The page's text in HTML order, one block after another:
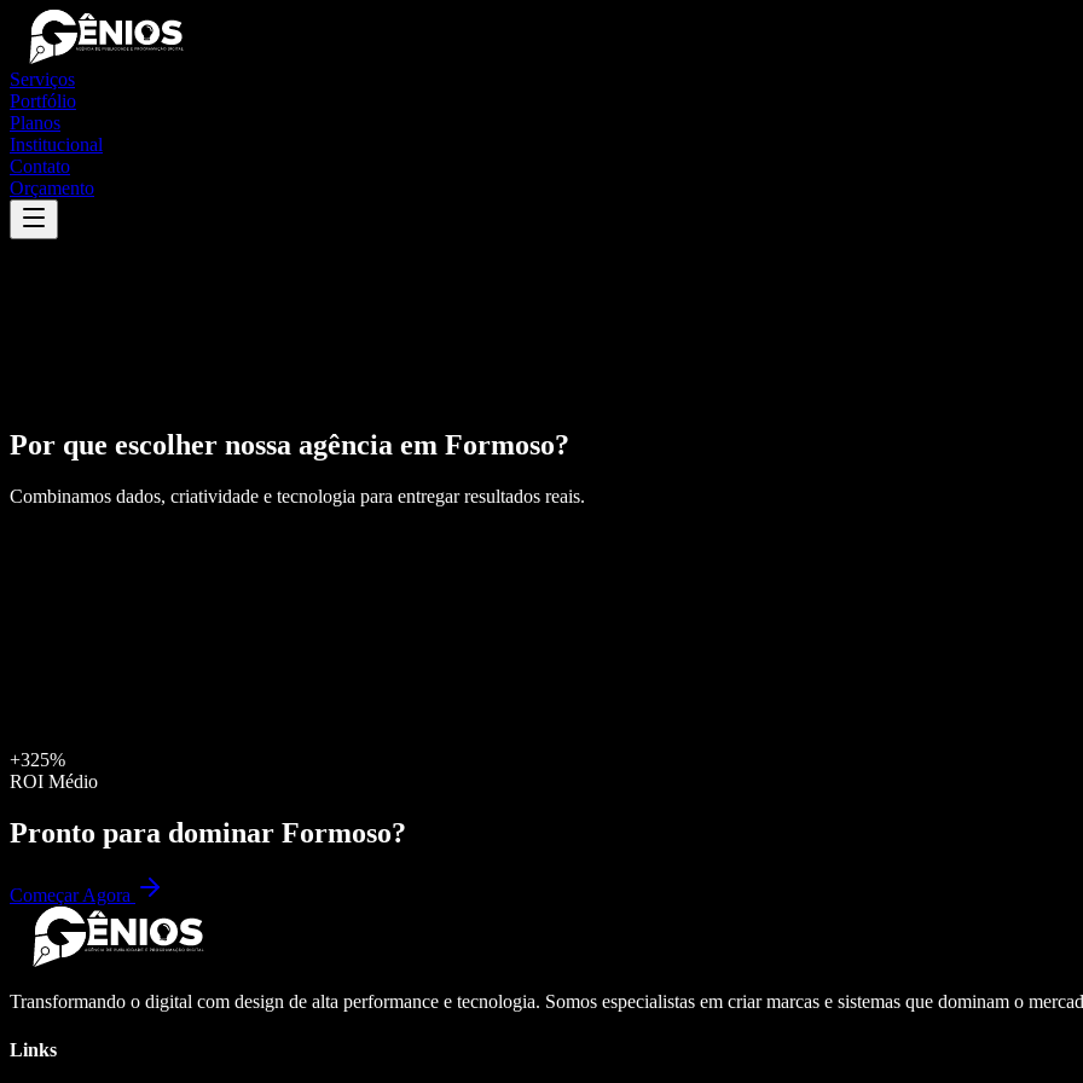
Serviços
Portfólio
Planos
Institucional
Contato
Orçamento
Por que escolher nossa agência em Formoso?
Combinamos dados, criatividade e tecnologia para entregar resultados reais.
+325%
ROI Médio
Pronto para dominar Formoso?
Começar Agora
Transformando o digital com design de alta performance e tecnologia. Somos especialistas em criar marcas e sistemas que dominam o
Links